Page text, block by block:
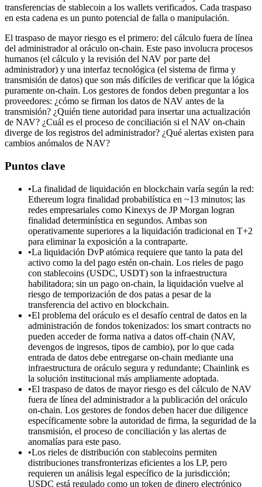
transferencias de stablecoin a los wallets verificados. Cada traspaso
en esta cadena es un punto potencial de falla o manipulación.
El traspaso de mayor riesgo es el primero: del cálculo fuera de línea
del administrador al oráculo on-chain. Este paso involucra procesos
humanos (el cálculo y la revisión del NAV por parte del
administrador) y una interfaz tecnológica (el sistema de firma y
transmisión de datos) que son más difíciles de verificar que la lógica
puramente on-chain. Los gestores de fondos deben preguntar a los
proveedores: ¿cómo se firman los datos de NAV antes de la
transmisión? ¿Quién tiene autoridad para insertar una actualización
de NAV? ¿Cuál es el proceso de conciliación si el NAV on-chain
diverge de los registros del administrador? ¿Qué alertas existen para
cambios anómalos de NAV?
Puntos clave
•La finalidad de liquidación en blockchain varía según la red:
Ethereum logra finalidad probabilística en ~13 minutos; las
redes empresariales como Kinexys de JP Morgan logran
finalidad determinística en segundos. Ambas son
operativamente superiores a la liquidación tradicional en T+2
para eliminar la exposición a la contraparte.
•La liquidación DvP atómica requiere que tanto la pata del
activo como la del pago estén on-chain. Los rieles de pago
con stablecoins (USDC, USDT) son la infraestructura
habilitadora; sin un pago on-chain, la liquidación vuelve al
riesgo de temporización de dos patas a pesar de la
transferencia del activo en blockchain.
•El problema del oráculo es el desafío central de datos en la
administración de fondos tokenizados: los smart contracts no
pueden acceder de forma nativa a datos off-chain (NAV,
devengos de ingresos, tipos de cambio), por lo que cada
entrada de datos debe entregarse on-chain mediante una
infraestructura de oráculo segura y redundante; Chainlink es
la solución institucional más ampliamente adoptada.
•El traspaso de datos de mayor riesgo es del cálculo de NAV
fuera de línea del administrador a la publicación del oráculo
on-chain. Los gestores de fondos deben hacer due diligence
específicamente sobre la autoridad de firma, la seguridad de la
transmisión, el proceso de conciliación y las alertas de
anomalías para este paso.
•Los rieles de distribución con stablecoins permiten
distribuciones transfronterizas eficientes a los LP, pero
requieren un análisis legal específico de la jurisdicción;
USDC está regulado como un token de dinero electrónico